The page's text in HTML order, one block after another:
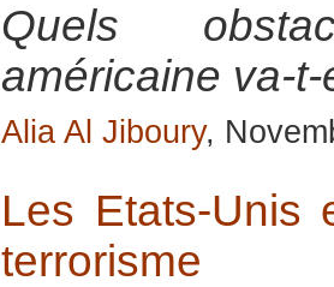
Quels
américaine va-
Alia Al Jiboury,
Les Etats-Unis
terrorisme